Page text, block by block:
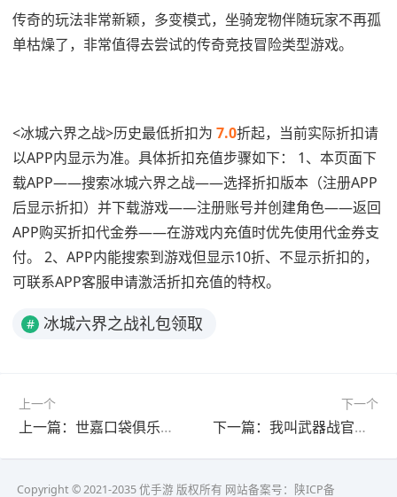
传奇的玩法非常新颖，多变模式，坐骑宠物伴随玩家不再孤
单枯燥了，非常值得去尝试的传奇竞技冒险类型游戏。
<冰城六界之战>历史最低折扣为 7.0折起，当前实际折扣请
以APP内显示为准。具体折扣充值步骤如下： 1、本页面下
载APP——搜索冰城六界之战——选择折扣版本（注册APP
后显示折扣）并下载游戏——注册账号并创建角色——返回
APP购买折扣代金券——在游戏内充值时优先使用代金券支
付。 2、APP内能搜索到游戏但显示10折、不显示折扣的，
可联系APP客服申请激活折扣充值的特权。
# 冰城六界之战礼包领取
上一个
上一篇：世嘉口袋俱乐部经理人
下一个
下一篇：我叫武器战官方正版
Copyright © 2021-2035 优手游 版权所有 网站备案号： 陕ICP备